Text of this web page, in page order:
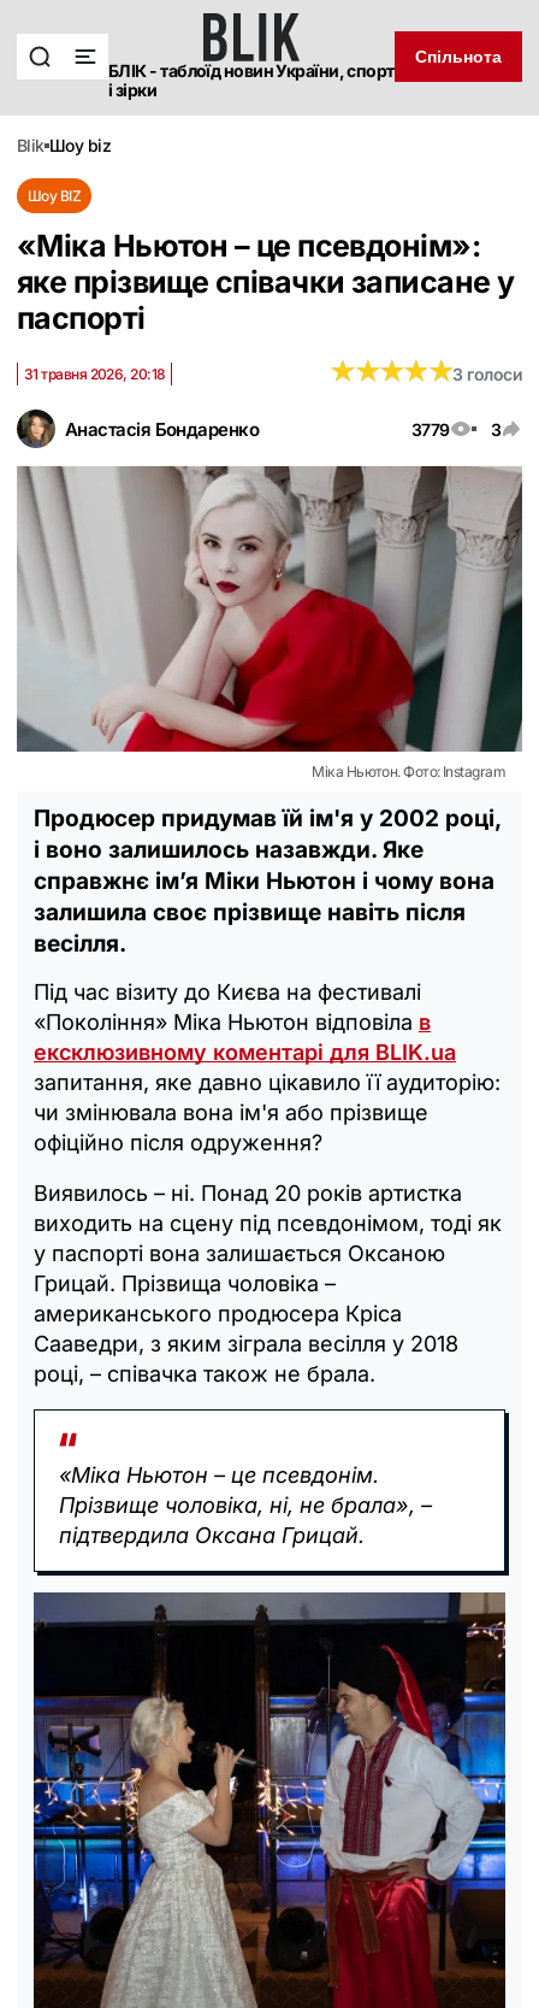
БЛІК - таблоїд новин України, спорт
і зірки
Спільнота
blik шоу biz
Шоу BIZ
«Міка Ньютон – це псевдонім»:
яке прізвище співачки записане у
паспорті
Анастасія Бондаренко 3779 3
31 травня 2026, 20:18 ★★★★★
★★★★★3 голоси
Міка Ньютон. Фото: Instagram
Продюсер придумав їй ім'я у 2002 році,
і воно залишилось назавжди. Яке
справжнє імʼя Міки Ньютон і чому вона
залишила своє прізвище навіть після
весілля.
Під час візиту до Києва на фестивалі
«Покоління» Міка Ньютон відповіла в
ексклюзивному коментарі для BLIK.ua
запитання, яке давно цікавило її аудиторію:
чи змінювала вона ім'я або прізвище
офіційно після одруження?
Виявилось – ні. Понад 20 років артистка
виходить на сцену під псевдонімом, тоді як
у паспорті вона залишається Оксаною
Грицай. Прізвища чоловіка –
американського продюсера Кріса
Сааведри, з яким зіграла весілля у 2018
році, – співачка також не брала.
«Міка Ньютон – це псевдонім.
Прізвище чоловіка, ні, не брала», –
підтвердила Оксана Грицай.